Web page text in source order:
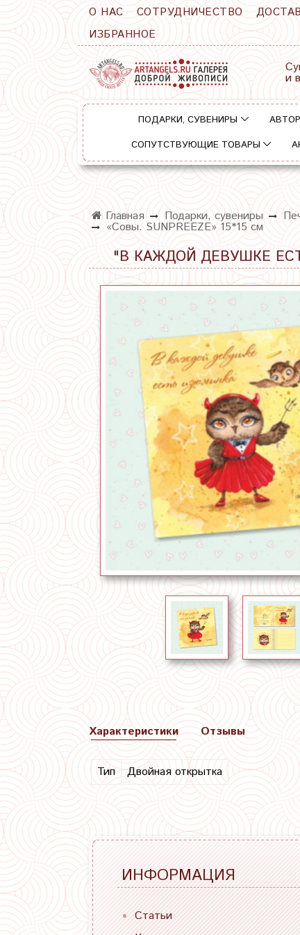
О НАС СОТРУДНИЧЕСТВО
ИЗБРАННОЕ
и
ПОДАРКИ, СУВЕНИРЫ
СОПУТСТВУЮЩИЕ ТОВАРЫ
Главная Подарки, сувениры
«Совы. SUNPREEZE» 15*15 см
"В КАЖДОЙ ДЕВУШКЕ
Характеристики
Тип Двойная открытка
Отзывы
ИНФОРМАЦИЯ
Статьи